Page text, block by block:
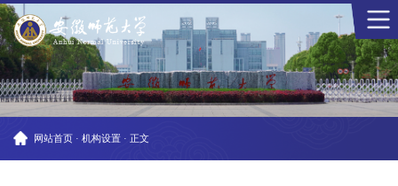
网站首页 · 机构设置 · 正文